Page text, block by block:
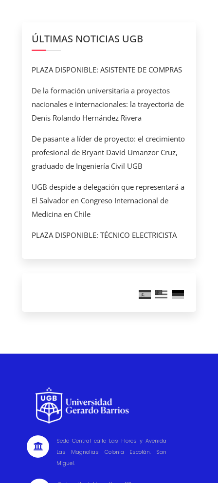
ÚLTIMAS NOTICIAS UGB
PLAZA DISPONIBLE: ASISTENTE DE COMPRAS
De la formación universitaria a proyectos
nacionales e internacionales: la trayectoria de
Denis Rolando Hernández Rivera
De pasante a líder de proyecto: el crecimiento
profesional de Bryant David Umanzor Cruz,
graduado de Ingeniería Civil UGB
UGB despide a delegación que representará a
El Salvador en Congreso Internacional de
Medicina en Chile
PLAZA DISPONIBLE: TÉCNICO ELECTRICISTA

Sede Central calle Las Flores y Avenida
Las Magnolias Colonia Escolán. San
Miguel.